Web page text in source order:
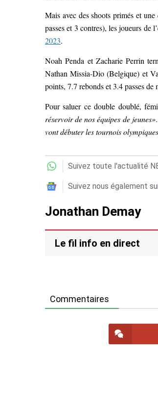
Mais avec des shoots primés et
passes et 3 contres), les joueurs de
2023.
Noah Penda et Zacharie Perrin
Nathan Missia-Dio (Belgique) et
points, 7.7 rebonds et 3.4 passes de
Pour saluer ce double doublé,
réservoir de nos équipes de jeunes».
vont débuter les tournois
Suivez toute l'actualité
Suivez nous également
Jonathan Demay
Le fil info en direct
Commentaires